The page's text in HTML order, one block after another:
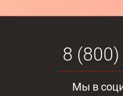
8
Мы в